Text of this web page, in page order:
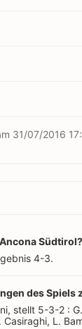
31/07/2016
Südtirol?
4-3.
des Spiels
stellt 5-3-2 :
L.